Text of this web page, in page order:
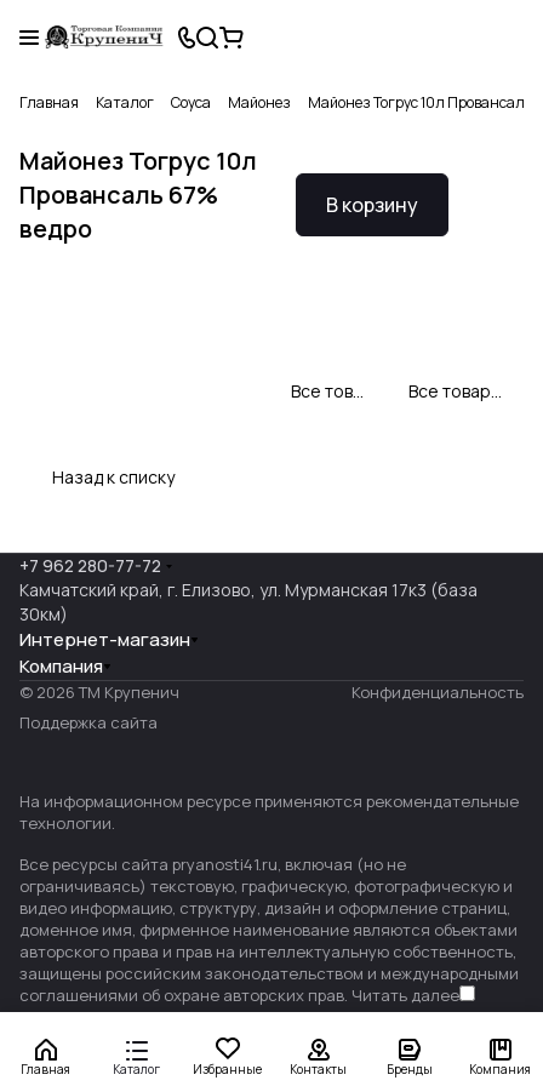
Главная Каталог Соуса Майонез Майонез Тогрус 10л Провансаль
Майонез Тогрус 10л
Провансаль 67%
ведро
В корзину
Все товары Тогрус Все товары категории
Назад к списку
Главная Каталог Избранные Контакты Бренды Компания
+7 962 280-77-72
Камчатский край, г. Елизово, ул. Мурманская 17к3 (база
30км)
Интернет-магазин
Компания
© 2026 ТМ Крупенич
Конфиденциальность
Поддержка сайта
На информационном ресурсе применяются рекомендательные
технологии.
Все ресурсы сайта pryanosti41.ru, включая (но не
ограничиваясь) текстовую, графическую, фотографическую и
видео информацию, структуру, дизайн и оформление страниц,
доменное имя, фирменное наименование являются объектами
авторского права и прав на интеллектуальную собственность,
защищены российским законодательством и международными
соглашениями об охране авторских прав. Читать далее